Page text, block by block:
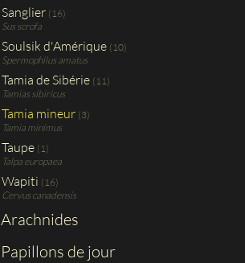
Sanglier (16)
Sus scrofa
Soulsik d'Amérique (10)
Spermophilus amatus
Tamia de Sibérie (11)
Tamias sibiricus
Tamia mineur (3)
Tamia minimus
Taupe (1)
Talpa europaea
Wapiti (16)
Cervus canadensis
Arachnides
Papillons de jour